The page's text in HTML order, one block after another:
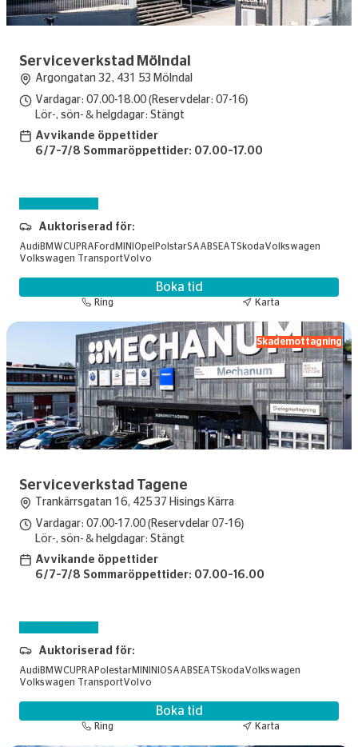
Serviceverkstad Mölndal
Argongatan 32, 431 53 Mölndal
Vardagar: 07.00-18.00 (Reservdelar: 07-16)
Lör-, sön- & helgdagar: Stängt
Avvikande öppettider
6/7–7/8 Sommaröppettider: 07.00–17.00
Auktoriserad för:
Audi BMWCUPRA Ford MINI Opel PolstarSAABSEATSkodaVolkswagen
Volkswagen TransportVolvo
Boka tid
Ring Karta
Skademottagning
Serviceverkstad Tagene
Trankärrsgatan 16, 425 37 Hisings Kärra
Vardagar: 07.00-17.00 (Reservdelar 07-16)
Lör-, sön- & helgdagar: Stängt
Avvikande öppettider
6/7–7/8 Sommaröppettider: 07.00–16.00
Auktoriserad för:
Audi BMWCUPRA PolestarMINI NIOSAABSEATSkodaVolkswagen
Volkswagen TransportVolvo
Boka tid
Ring Karta